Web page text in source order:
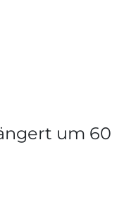
um 60